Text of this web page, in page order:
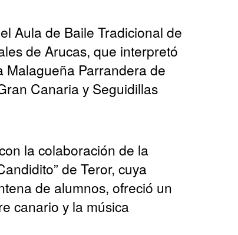
Aula de Baile Tradicional de
de Arucas, que interpretó
Malagueña Parrandera de
Canaria y Seguidillas
la colaboración de la
de Teror, cuya
de alumnos, ofreció un
canario y la música